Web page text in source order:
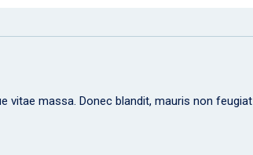
vitae massa. Donec blandit, mauris non feugiat